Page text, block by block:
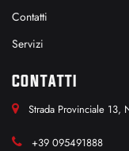
Contatti
Servizi
CONTATTI
Strada Provinciale 13,
+39 095491888